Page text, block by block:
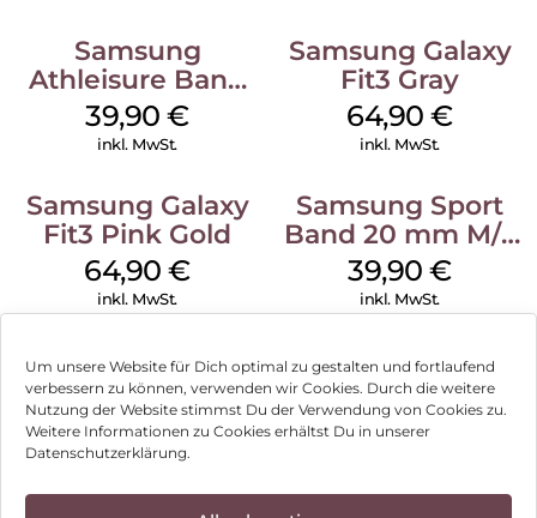
Um unsere Website für Dich optimal zu gestalten und fortlaufend
verbessern zu können, verwenden wir Cookies. Durch die weitere
Nutzung der Website stimmst Du der Verwendung von Cookies zu.
Weitere Informationen zu Cookies erhältst Du in unserer
Datenschutzerklärung.
Samsung
Athleisure Band
M/L Galaxy
Watch7 Silver
39,90€
inkl. MwSt.
Samsung Galaxy
Fit3 Gray
64,90€
inkl. MwSt.
Samsung Galaxy
Fit3 Pink Gold
64,90€
inkl. MwSt.
Samsung Sport
Band 20 mm M/L
Galaxy Watch4
Serie Graphite
39,90€
inkl. MwSt.
Impressum